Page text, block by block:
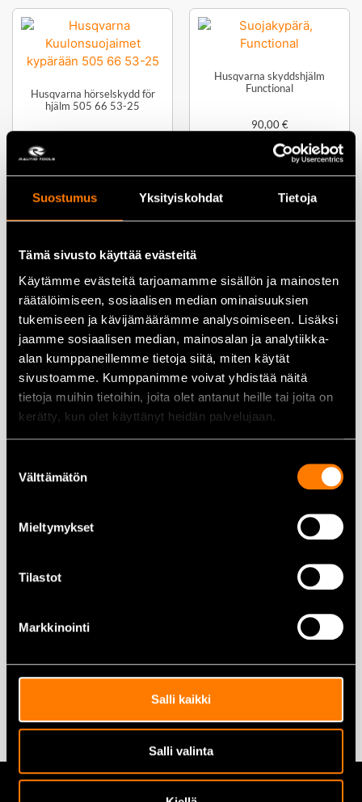
Suostumus Yksityiskohdat Tietoja
Tämä sivusto käyttää evästeitä
Käytämme evästeitä tarjoamamme sisällön ja mainosten
räätälöimiseen, sosiaalisen median ominaisuuksien
tukemiseen ja kävijämäärämme analysoimiseen. Lisäksi
jaamme sosiaalisen median, mainosalan ja analytiikka-
alan kumppaneillemme tietoja siitä, miten käytät
sivustoamme. Kumppanimme voivat yhdistää näitä
tietoja muihin tietoihin, joita olet antanut heille tai joita on
kerätty, kun olet käyttänyt heidän palvelujaan.
valinta
Välttämätön
Mieltymykset
Tilastot
Markkinointi
Salli kaikki
Salli valinta
Husqvarna hörselskydd för
hjälm 505 66 53-25
Lägg till i varukorg
Husqvarna skyddshjälm
Functional
90,00€
Lägg till i varukorg
Husqvarna Technical Forest
skyddshjälm
172,00€
Lägg till i varukorg
Nätvisir med hörselskydd
SH107
19,90€
Lägg till i varukorg
Lägg till i varukorg
Stihl Regnskydd med fäste –
Lägg till i varukorg